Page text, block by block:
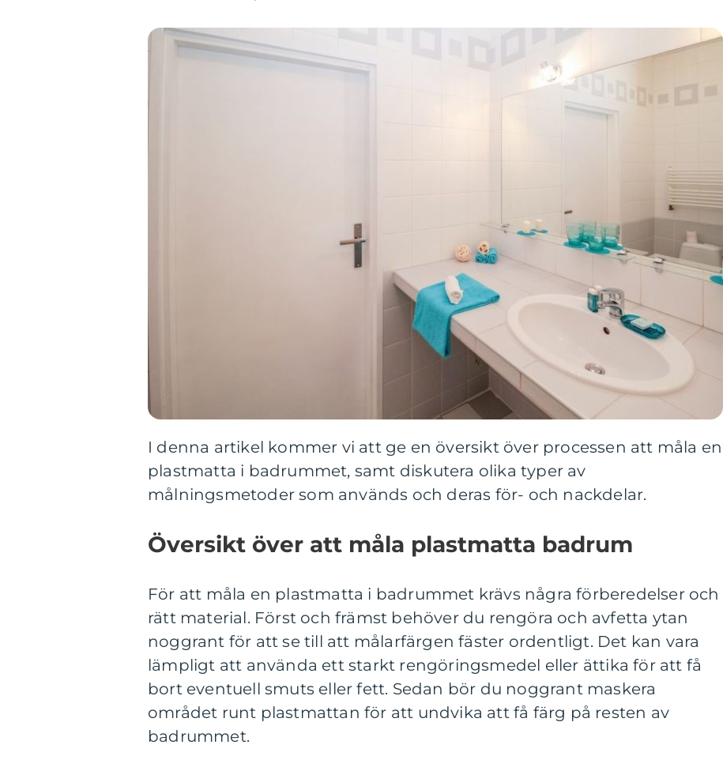
I denna artikel kommer vi att ge en översikt över processen att måla en
plastmatta i badrummet, samt diskutera olika typer av
målningsmetoder som används och deras för- och nackdelar.
Översikt över att måla plastmatta badrum
För att måla en plastmatta i badrummet krävs några förberedelser och
rätt material. Först och främst behöver du rengöra och avfetta ytan
noggrant för att se till att målarfärgen fäster ordentligt. Det kan vara
lämpligt att använda ett starkt rengöringsmedel eller ättika för att få
bort eventuell smuts eller fett. Sedan bör du noggrant maskera
området runt plastmattan för att undvika att få färg på resten av
badrummet.